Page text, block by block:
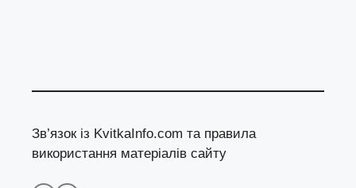
Зв’язок із KvitkaInfo.com та правила
використання матеріалів сайту